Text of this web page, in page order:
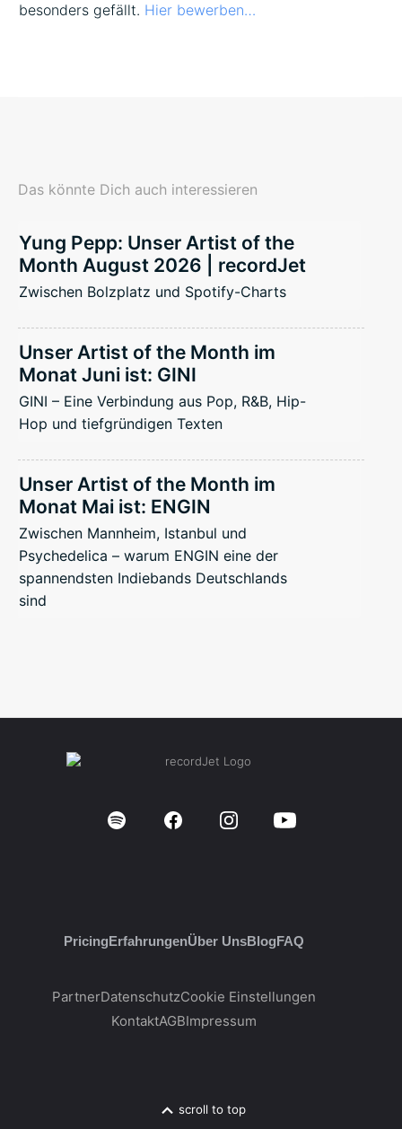
besonders gefällt. Hier bewerben…
Das könnte Dich auch interessieren
Yung Pepp: Unser Artist of the
Month August 2026 | recordJet
Zwischen Bolzplatz und Spotify-Charts
Unser Artist of the Month im
Monat Juni ist: GINI
GINI – Eine Verbindung aus Pop, R&B, Hip-
Hop und tiefgründigen Texten
Unser Artist of the Month im
Monat Mai ist: ENGIN
Zwischen Mannheim, Istanbul und
Psychedelica – warum ENGIN eine der
spannendsten Indiebands Deutschlands
sind
PricingErfahrungenÜber UnsBlogFAQ
PartnerDatenschutzCookie Einstellungen
KontaktAGBImpressum
scroll to top